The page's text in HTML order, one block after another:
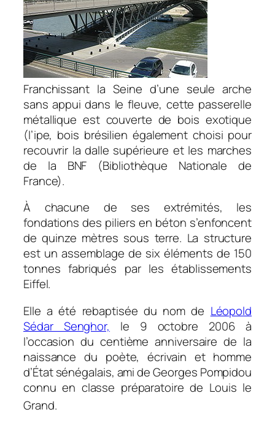
Franchissant la Seine d’une seule arche
sans appui dans le fleuve, cette passerelle
métallique est couverte de bois exotique
(l’ipe, bois brésilien également choisi pour
recouvrir la dalle supérieure et les marches
de la BNF (Bibliothèque Nationale de
France).
À chacune de ses extrémités, les
fondations des piliers en béton s’enfoncent
de quinze mètres sous terre. La structure
est un assemblage de six éléments de 150
tonnes fabriqués par les établissements
Eiffel.
Elle a été rebaptisée du nom de Léopold
Sédar Senghor, le 9 octobre 2006 à
l’occasion du centième anniversaire de la
naissance du poète, écrivain et homme
d’État sénégalais, ami de Georges Pompidou
connu en classe préparatoire de Louis le
Grand.